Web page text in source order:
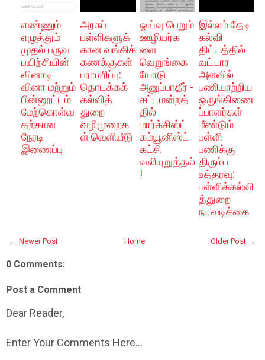
எண்ணும்
எழுத்தும்
முதல் பருவ
பயிற்சியின்
வினாடி
வினா மற்றும்
பின்னூட்டம்
மேற்கொள்வ
தற்கான
நேரடி
இணைப்பு
அரசுப்
பள்ளிகளுக்
கான வங்கிக்
கணக்குகள்
பராமரிப்பு:
தொடக்கக்
கல்வித்
துறை
வழிமுறைக
ள் வெளியீடு
ஓய்வு பெறும்
ஊழியர்க
ளை
வெறுங்கை
யோடு
அனுப்பாதீர் -
சட்டமன்றத்
தில்
மார்க்சிஸ்ட்
கம்யூனிஸ்ட்
கட்சி
வலியுறுத்தல்
!
இல்லம் தேடி
கல்வி
திட்டத்தில்
வட்டார
அளவில்
பணியாற்றிய
ஒருங்கிணை
ப்பாளர்கள்
மீண்டும்
பள்ளி
பணிக்கு
திரும்ப
உத்தரவு:
பள்ளிக்கல்வி
த்துறை
நடவடிக்கை
← Newer Post Older Post →
Home
0 Comments:
Post a Comment
Dear Reader,
Enter Your Comments Here...